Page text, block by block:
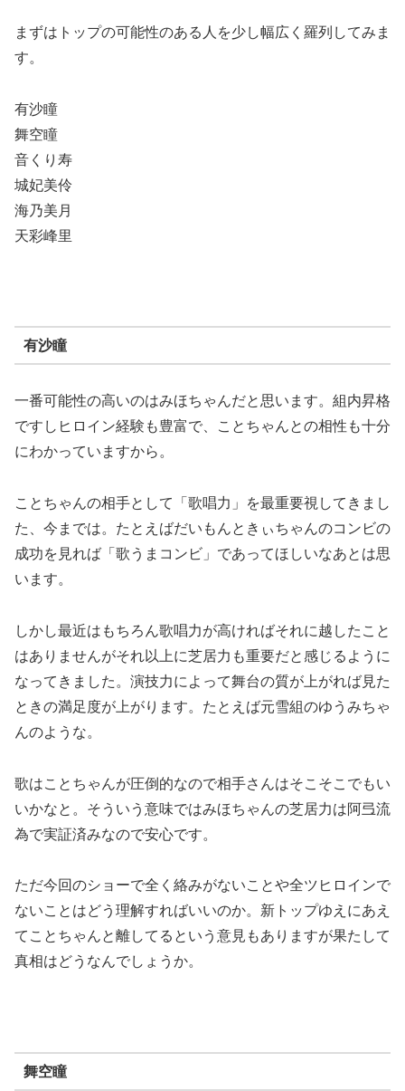
まずはトップの可能性のある人を少し幅広く羅列してみま
す。
有沙瞳
舞空瞳
音くり寿
城妃美伶
海乃美月
天彩峰里
有沙瞳
一番可能性の高いのはみほちゃんだと思います。組内昇格
ですしヒロイン経験も豊富で、ことちゃんとの相性も十分
にわかっていますから。
ことちゃんの相手として「歌唱力」を最重要視してきまし
た、今までは。たとえばだいもんときぃちゃんのコンビの
成功を見れば「歌うまコンビ」であってほしいなあとは思
います。
しかし最近はもちろん歌唱力が高ければそれに越したこと
はありませんがそれ以上に芝居力も重要だと感じるように
なってきました。演技力によって舞台の質が上がれば見た
ときの満足度が上がります。たとえば元雪組のゆうみちゃ
んのような。
歌はことちゃんが圧倒的なので相手さんはそこそこでもい
いかなと。そういう意味ではみほちゃんの芝居力は阿弖流
為で実証済みなので安心です。
ただ今回のショーで全く絡みがないことや全ツヒロインで
ないことはどう理解すればいいのか。新トップゆえにあえ
てことちゃんと離してるという意見もありますが果たして
真相はどうなんでしょうか。
舞空瞳